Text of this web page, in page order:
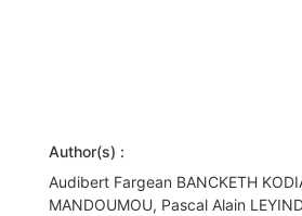
Author(s) :
Audibert Fargean BANCKETH
MANDOUMOU, Pascal Alain